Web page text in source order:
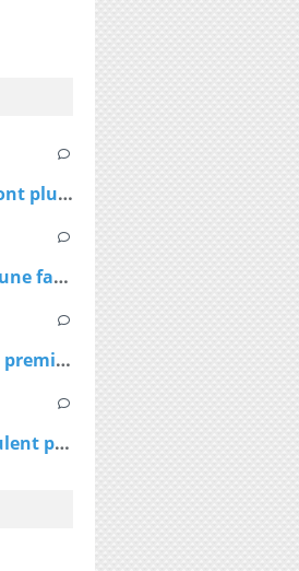
Coronavirus : "Les patients sont plus jeunes que ce qu'on nous avait dit", affirme Patrick Pelloux
Coronavirus : Le casse-tête d'une famille confinée dans un petit appartement
Coronavirus : Les caissiers en première ligne et peu protégés
Virus - Ces français qui ne veulent pas rester chez eux et qui ne comprennent pas les ordres des policiers